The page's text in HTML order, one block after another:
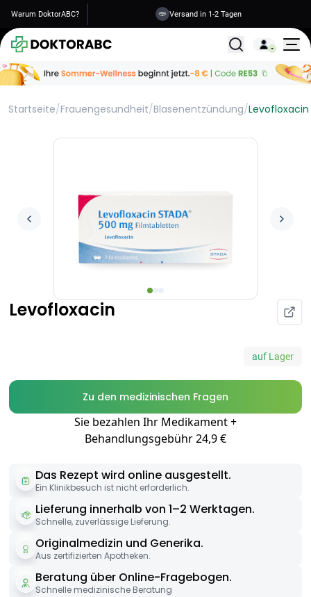
Warum DoktorABC? Versand in 1-2 Tagen
Alle
Startseite/Frauengesundheit/Blasenentzündung/Levofloxacin
Levofloxacin
auf Lager
Zu den medizinischen Fragen
Sie bezahlen Ihr Medikament +
Behandlungsgebühr 24,9 €
Das Rezept wird online ausgestellt.
Ein Klinikbesuch ist nicht erforderlich.
Lieferung innerhalb von 1–2 Werktagen.
Schnelle, zuverlässige Lieferung.
Originalmedizin und Generika.
Aus zertifizierten Apotheken.
Beratung über Online-Fragebogen.
Schnelle medizinische Beratung